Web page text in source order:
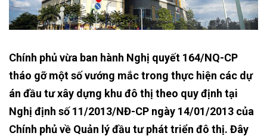
Chính phủ vừa ban hành Nghị quyết 164/NQ-CP
tháo gỡ một số vướng mắc trong thực hiện các dự
án đầu tư xây dựng khu đô thị theo quy định tại
Nghị định số 11/2013/NĐ-CP ngày 14/01/2013 của
Chính phủ về Quản lý đầu tư phát triển đô thị. Đây